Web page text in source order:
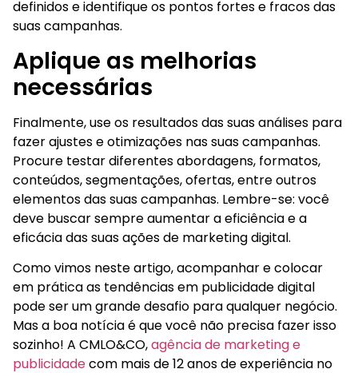
definidos e identifique os pontos fortes e fracos das
suas campanhas.
Aplique as melhorias
necessárias
Finalmente, use os resultados das suas análises para
fazer ajustes e otimizações nas suas campanhas.
Procure testar diferentes abordagens, formatos,
conteúdos, segmentações, ofertas, entre outros
elementos das suas campanhas. Lembre-se: você
deve buscar sempre aumentar a eficiência e a
eficácia das suas ações de marketing digital.
Como vimos neste artigo, acompanhar e colocar
em prática as tendências em publicidade digital
pode ser um grande desafio para qualquer negócio.
Mas a boa notícia é que você não precisa fazer isso
sozinho! A CMLO&CO,agência de marketing e
publicidadecom mais de 12 anos de experiência no